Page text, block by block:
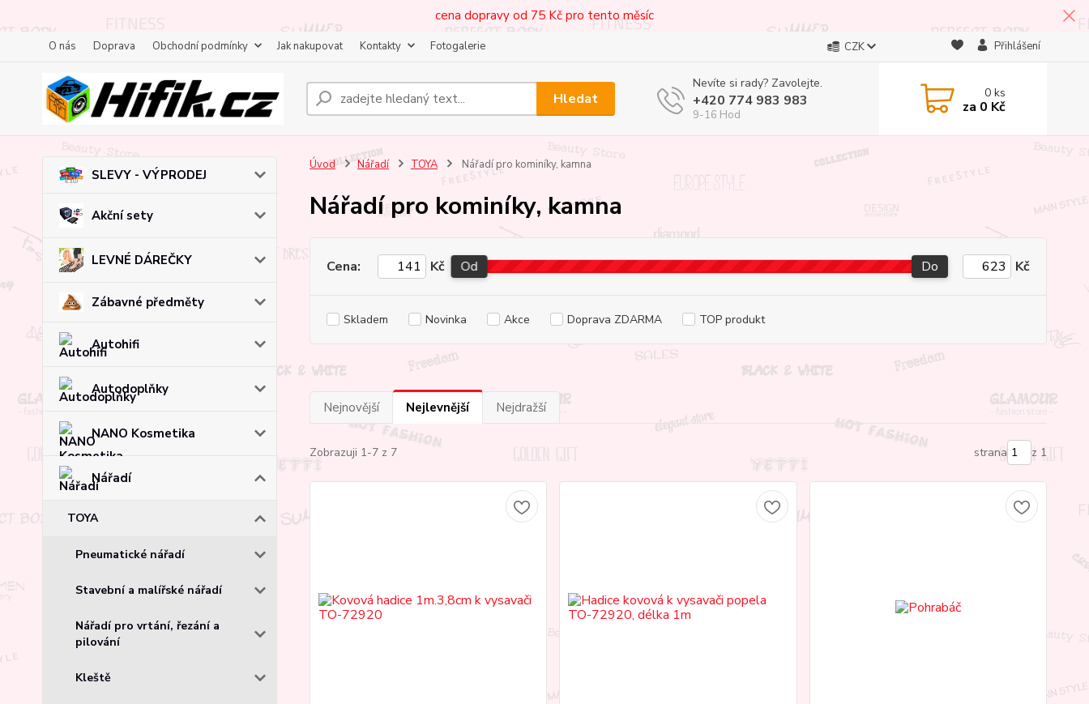
cena dopravy od 75 Kč pro tento měsíc
O nás Doprava Obchodní podmínky Jak nakupovat Kontakty Fotogalerie CZK Přihlášení
Hledat
Nevíte si rady? Zavolejte.
+420 774 983 983
9-16 Hod
0ks
za 0 Kč
SLEVY - VÝPRODEJ
Akční sety
LEVNÉ DÁREČKY
Zábavné předměty
Autohifi
Autodoplňky
NANO Kosmetika
Nářadí
TOYA
Pneumatické nářadí
Stavební a malířské nářadí
Nářadí pro vrtání, řezání a
pilování
Kleště
Úvod Nářadí TOYA Nářadí pro kominíky, kamna
Nářadí pro kominíky, kamna
Cena: Kč Od Do Kč
Skladem Novinka Akce Doprava ZDARMA TOP produkt
Nejnovější Nejlevnější Nejdražší
Zobrazuji 1-7 z 7 strana z 1